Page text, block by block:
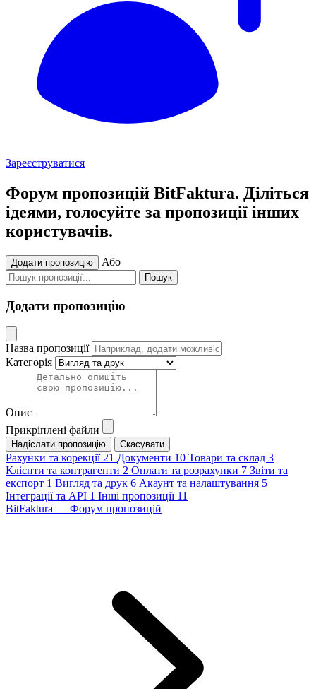
Зареєструватися
Форум пропозицій BitFaktura. Діліться
ідеями, голосуйте за пропозиції інших
користувачів.
Додати пропозицію Або
Пошук
Додати пропозицію
Назва пропозиції
Категорія
Опис
Прикріплені файли
Скасувати
Рахунки та корекції 21 Документи 10 Товари та склад 3
Клієнти та контрагенти 2 Оплати та розрахунки 7 Звіти та
експорт 1 Вигляд та друк 6 Акаунт та налаштування 5
Інтеграції та API 1 Інші пропозиції 11
BitFaktura — Форум пропозицій